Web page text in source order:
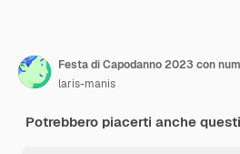
Festa di Capodanno 2023 con
laris-manis
Potrebbero piacerti anche